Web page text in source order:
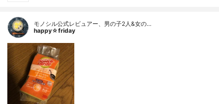
モノシル公式レビュアー、男の子2人&女の…
happy☆friday